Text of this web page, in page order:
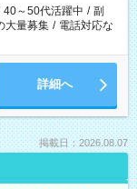
40～50代活躍中 / 副
大量募集 / 電話対応な
詳細へ
掲載日：2026.08.07